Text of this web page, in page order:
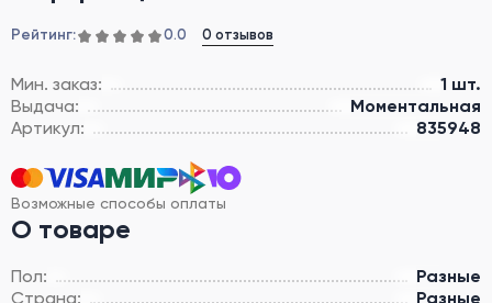
Рейтинг: 0.0 0 отзывов
Мин. заказ:
1 шт.
Выдача:
Моментальная
Артикул:
835948
Возможные способы оплаты
О товаре
Пол:
Разные
Страна:
Разные